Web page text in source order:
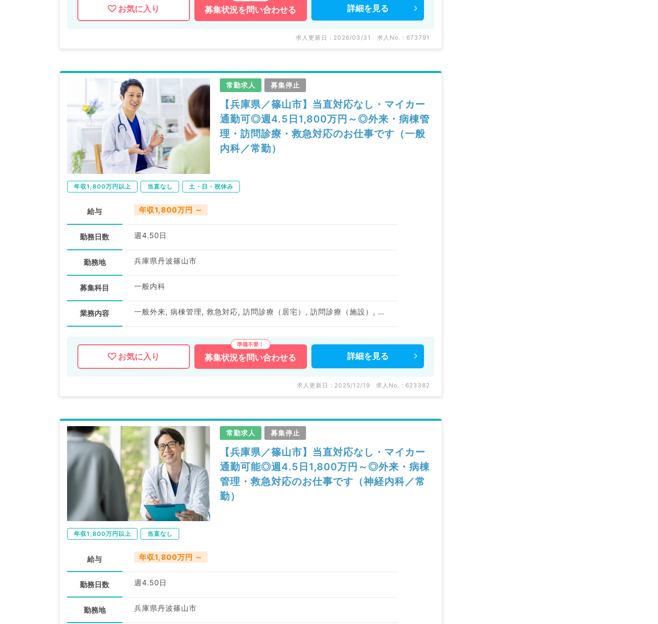
お気に入り 募集状況を 問い合わせる 詳細を 見る
求人更新日 : 2026/03/31 求人No. : 673791
常勤求人 募集停止
【兵庫県／篠山市】当直対応なし・マイカー
通勤可◎週4.5日1,800万円～◎外来・病棟管
理・訪問診療・救急対応のお仕事です（一般
内科／常勤）
年収1,800万円以上 当直なし 土・日・祝休み
給与 年収1,800万円 ～
勤務日数 週4.50日
勤務地 兵庫県丹波篠山市
募集科目 一般内科
業務内容 一般外来, 病棟管理, 救急対応, 訪問診療（居宅）, 訪問診療（施設）, 一般健診・人間ドック, 透析管理
お気に入り 募集状況を 問い合わせる 詳細を 見る
求人更新日 : 2025/12/19 求人No. : 623382
常勤求人 募集停止
【兵庫県／篠山市】当直対応なし・マイカー
通勤可能◎週4.5日1,800万円～◎外来・病棟
管理・救急対応のお仕事です（神経内科／常
勤）
年収1,800万円以上 当直なし
給与 年収1,800万円 ～
勤務日数 週4.50日
勤務地 兵庫県丹波篠山市